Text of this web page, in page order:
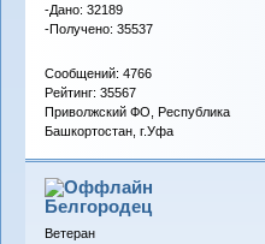
-Дано: 32189
-Получено: 35537
Сообщений: 4766
Рейтинг: 35567
Приволжский ФО, Республика
Башкортостан, г.Уфа
Белгородец
Ветеран